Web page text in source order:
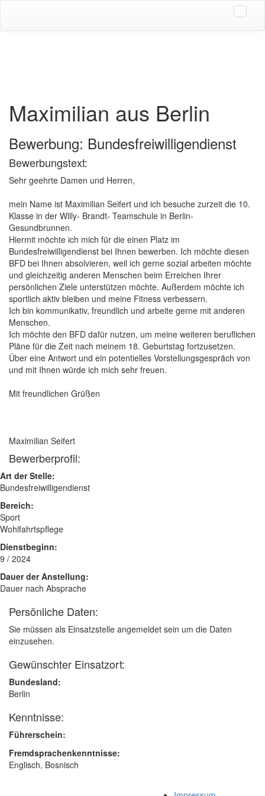
Maximilian aus Berlin
Bewerbung: Bundesfreiwilligendienst
Bewerbungstext:
Sehr geehrte Damen und Herren,
mein Name ist Maximilian Seifert und ich besuche zurzeit die 10.
Klasse in der Willy- Brandt- Teamschule in Berlin-
Gesundbrunnen.
Hiermit möchte ich mich für die einen Platz im
Bundesfreiwilligendienst bei Ihnen bewerben. Ich möchte diesen
BFD bei Ihnen absolvieren, weil ich gerne sozial arbeiten möchte
und gleichzeitig anderen Menschen beim Erreichen Ihrer
persönlichen Ziele unterstützen möchte. Außerdem möchte ich
sportlich aktiv bleiben und meine Fitness verbessern.
Ich bin kommunikativ, freundlich und arbeite gerne mit anderen
Menschen.
Ich möchte den BFD dafür nutzen, um meine weiteren beruflichen
Pläne für die Zeit nach meinem 18. Geburtstag fortzusetzen.
Über eine Antwort und ein potentielles Vorstellungsgespräch von
und mit Ihnen würde ich mich sehr freuen.
Mit freundlichen Grüßen
Maximilian Seifert
Bewerberprofil:
Art der Stelle:
Bundesfreiwilligendienst
Bereich:
Sport
Wohlfahrtspflege
Dienstbeginn:
9 / 2024
Dauer der Anstellung:
Dauer nach Absprache
Persönliche Daten:
Sie müssen als Einsatzstelle angemeldet sein um die Daten
einzusehen.
Gewünschter Einsatzort:
Bundesland:
Berlin
Kenntnisse:
Führerschein:
Fremdsprachenkenntnisse:
Englisch, Bosnisch